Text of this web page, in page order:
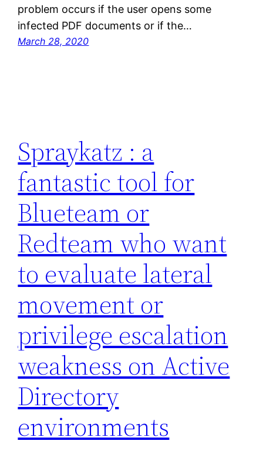
problem occurs if the user opens some
infected PDF documents or if the…
March 28, 2020
Spraykatz : a
fantastic tool for
Blueteam or
Redteam who want
to evaluate lateral
movement or
privilege escalation
weakness on Active
Directory
environments